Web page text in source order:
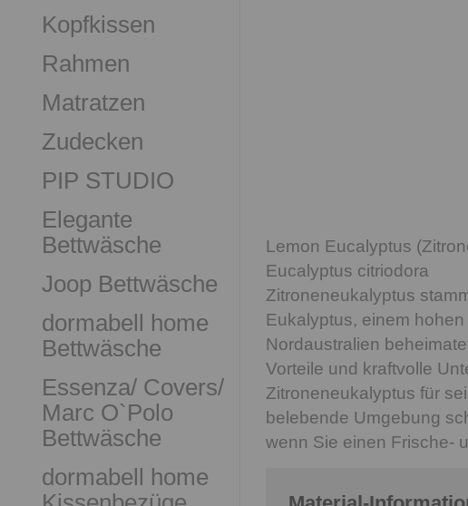
Kopfkissen
Rahmen
Matratzen
Zudecken
PIP STUDIO
Elegante
Bettwäsche
Joop Bettwäsche
dormabell home
Bettwäsche
Essenza/ Covers/
Marc O`Polo
Bettwäsche
dormabell home
Lemon Eucalyptus
Eucalyptus citriodora
Zitroneneukalyptus
Eukalyptus, einem
Nordaustralien
Vorteile und kraftvolle
Zitroneneukalyptus für
belebende Umgebung
wenn Sie einen Frische-